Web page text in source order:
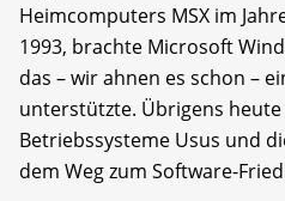
Heimcomputers MSX im
1993, brachte Microsoft
das – wir ahnen es schon –
unterstützte. Übrigens heute
Betriebssysteme Usus und
dem Weg zum Software-